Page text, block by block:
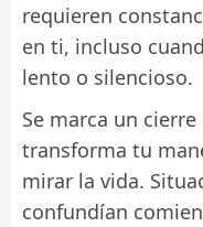
requieren
en ti, incluso
lento o silencioso.
Se marca un
transforma tu
mirar la vida.
confundían